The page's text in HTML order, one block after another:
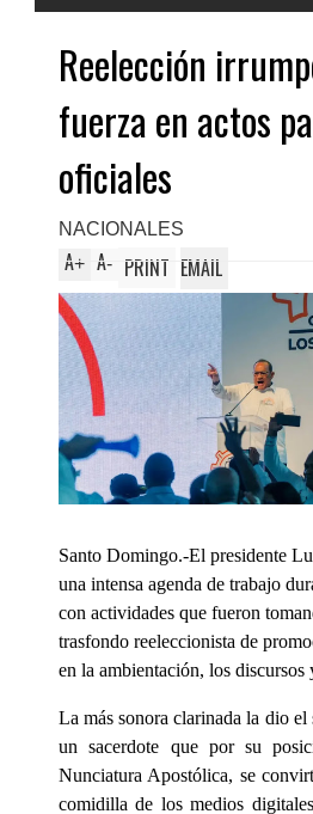
Reelección
fuerza en actos
oficiales
NACIONALES
A+ A- PRINT EMAIL
Santo Domingo.-El presidente
una intensa agenda de trabajo
con actividades que fueron
trasfondo reeleccionista de
en la ambientación, los discursos
La más sonora clarinada la dio el
un sacerdote que por su
Nunciatura Apostólica, se
comidilla de los medios